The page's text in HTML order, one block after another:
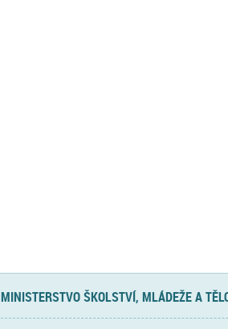
MINISTERSTVO ŠKOLSTVÍ, MLÁDEŽE A